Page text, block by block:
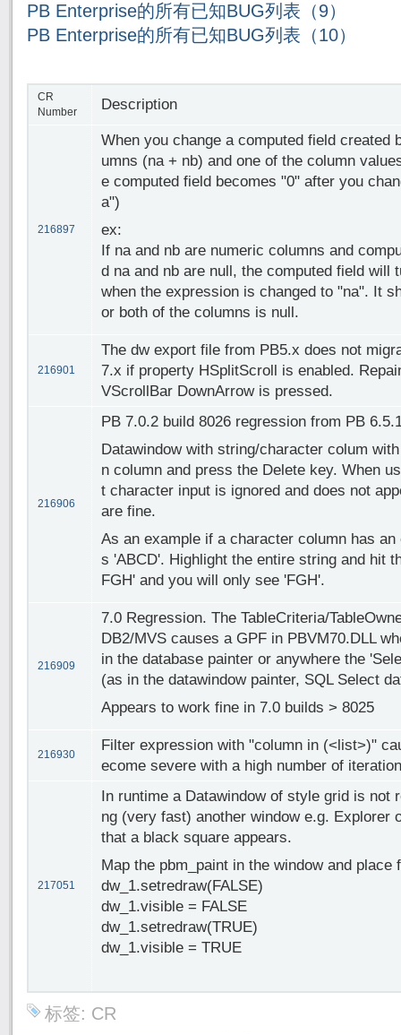
PB Enterprise的所有已知BUG列表（9）
PB Enterprise的所有已知BUG列表（10）
CR
Number
Description
216897
When you change a computed field created
umns (na + nb) and one of the column
e computed field becomes "0" after you
a")
ex:
If na and nb are numeric columns and
d na and nb are null, the computed field will
when the expression is changed to "na". It
or both of the columns is null.
216901
The dw export file from PB5.x does not
7.x if property HSplitScroll is enabled.
VScrollBar DownArrow is pressed.
216906
PB 7.0.2 build 8026 regression from PB
Datawindow with string/character colum
n column and press the Delete key. When
t character input is ignored and does not
are fine.
As an example if a character column has
s 'ABCD'. Highlight the entire string and hit
FGH' and you will only see 'FGH'.
216909
7.0 Regression. The TableCriteria/
DB2/MVS causes a GPF in PBVM70.DLL
in the database painter or anywhere the
(as in the datawindow painter, SQL Select
Appears to work fine in 7.0 builds > 8025
216930
Filter expression with "column in (<list>)"
ecome severe with a high number of
217051
In runtime a Datawindow of style grid is not
ng (very fast) another window e.g. Explorer
that a black square appears.
Map the pbm_paint in the window and
dw_1.setredraw(FALSE)
dw_1.visible = FALSE
dw_1.setredraw(TRUE)
dw_1.visible = TRUE
标签: CR